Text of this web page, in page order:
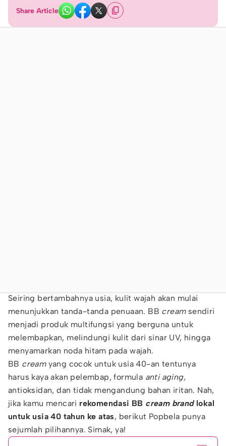
Share Article
Seiring bertambahnya usia, kulit wajah akan mulai
menunjukkan tanda-tanda penuaan. BB cream sendiri
menjadi produk multifungsi yang berguna untuk
melembapkan, melindungi kulit dari sinar UV, hingga
menyamarkan noda hitam pada wajah.
BB cream yang cocok untuk usia 40-an tentunya
harus kaya akan pelembap, formula anti aging,
antioksidan, dan tidak mengandung bahan iritan. Nah,
jika kamu mencari rekomendasi BB cream brandlokal
untuk usia 40 tahun ke atas, berikut Popbela punya
sejumlah pilihannya. Simak, ya!